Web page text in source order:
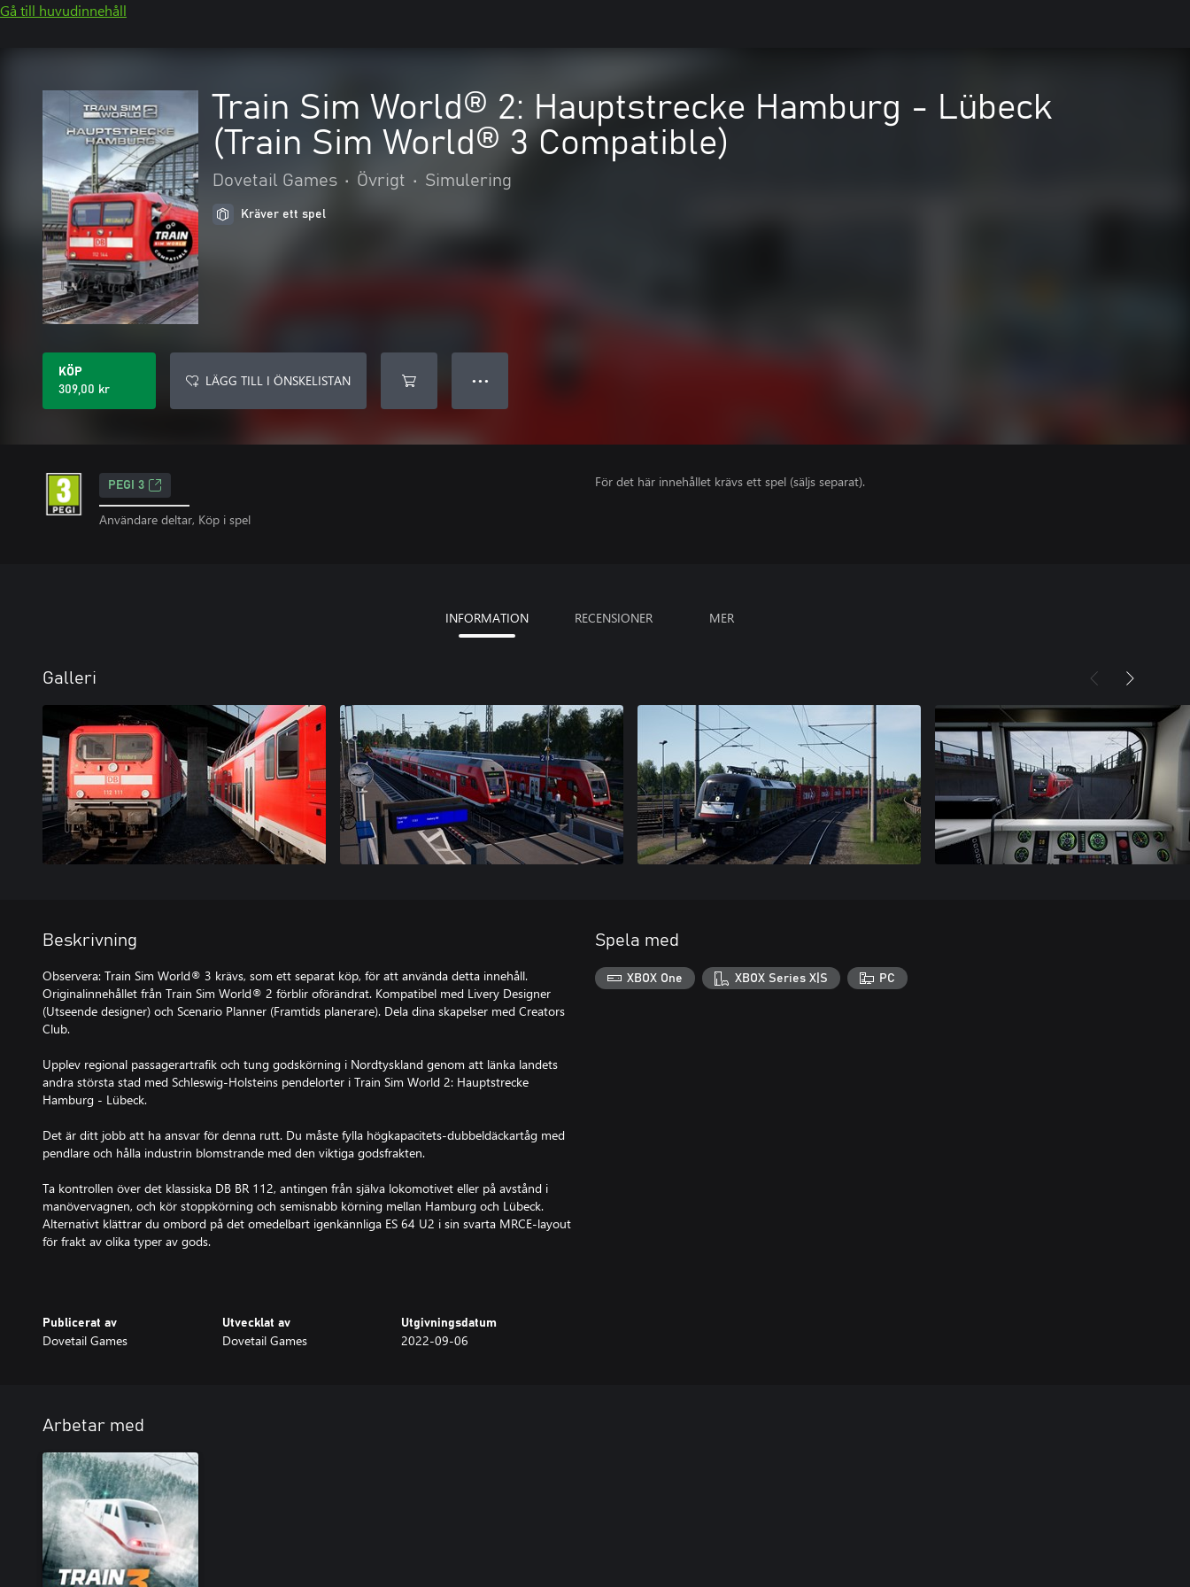
Gå till huvudinnehåll
Train Sim World® 2: Hauptstrecke Hamburg - Lübeck
(Train Sim World® 3 Compatible)
Dovetail Games • Övrigt • Simulering
Kräver ett spel
KÖP
309,00 kr
LÄGG TILL I ÖNSKELISTAN ● ● ●
PEGI 3
Användare deltar, Köp i spel
För det här innehållet krävs ett spel (säljs separat).
INFORMATION RECENSIONER MER
Galleri
Beskrivning
Observera: Train Sim World® 3 krävs, som ett separat köp, för att använda detta innehåll.
Originalinnehållet från Train Sim World® 2 förblir oförändrat. Kompatibel med Livery Designer
(Utseende designer) och Scenario Planner (Framtids planerare). Dela dina skapelser med Creators
Club.
Upplev regional passagerartrafik och tung godskörning i Nordtyskland genom att länka landets
andra största stad med Schleswig-Holsteins pendelorter i Train Sim World 2: Hauptstrecke
Hamburg - Lübeck.
Det är ditt jobb att ha ansvar för denna rutt. Du måste fylla högkapacitets-dubbeldäckartåg med
pendlare och hålla industrin blomstrande med den viktiga godsfrakten.
Ta kontrollen över det klassiska DB BR 112, antingen från själva lokomotivet eller på avstånd i
manövervagnen, och kör stoppkörning och semisnabb körning mellan Hamburg och Lübeck.
Alternativt klättrar du ombord på det omedelbart igenkännliga ES 64 U2 i sin svarta MRCE-layout
för frakt av olika typer av gods.
Publicerat av
Dovetail Games
Utvecklat av
Dovetail Games
Utgivningsdatum
2022-09-06
Spela med
XBOX One XBOX Series X|S PC
Arbetar med